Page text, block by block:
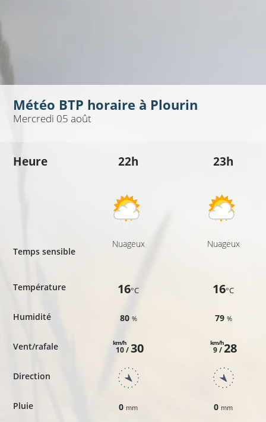
Météo BTP horaire à Plourin
Mercredi 05 août
Heure
Temps sensible
Température
Humidité
Vent/rafale
Direction
Pluie
22h
Nuageux
16°C
80 %
10 /
km/h 30
0 mm
23h
Nuageux
16°C
79 %
9 /
km/h28
0 mm